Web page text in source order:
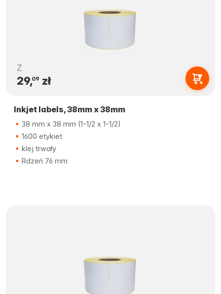
Z
29,09 zł
Inkjet labels, 38mm x 38mm
38 mm x 38 mm (1-1/2 x 1-1/2)
1600 etykiet
klej trwały
Rdzeń 76 mm